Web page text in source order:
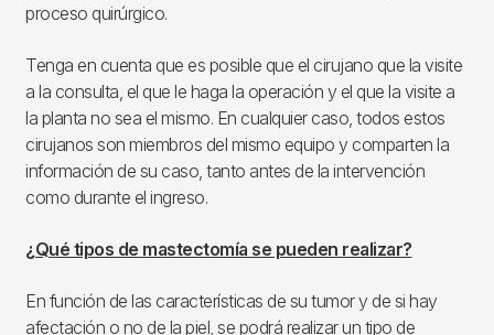
proceso quirúrgico.
Tenga en cuenta que es posible que el cirujano que la visite
a la consulta, el que le haga la operación y el que la visite a
la planta no sea el mismo. En cualquier caso, todos estos
cirujanos son miembros del mismo equipo y comparten la
información de su caso, tanto antes de la intervención
como durante el ingreso.
¿Qué tipos de mastectomía se pueden realizar?
En función de las características de su tumor y de si hay
afectación o no de la piel, se podrá realizar un tipo de